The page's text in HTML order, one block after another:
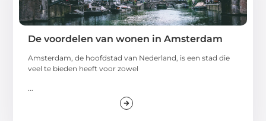
De voordelen van wonen in Amsterdam
Amsterdam, de hoofdstad van Nederland, is een stad die
veel te bieden heeft voor zowel